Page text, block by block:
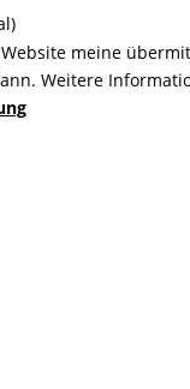
meine
Weitere